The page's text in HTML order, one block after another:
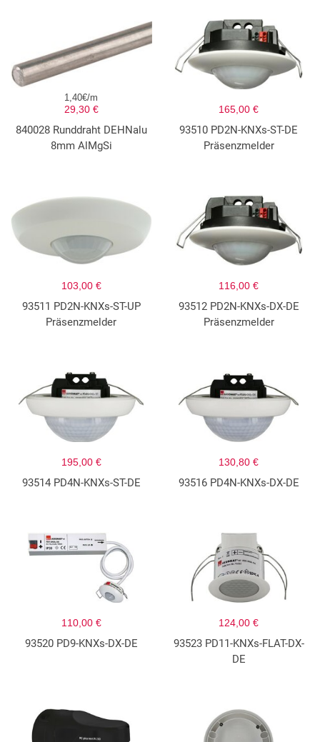
1,40€/m
29,30 €
840028 Runddraht DEHNalu
8mm AlMgSi
165,00 €
93510 PD2N-KNXs-ST-DE
Präsenzmelder
103,00 €
93511 PD2N-KNXs-ST-UP
Präsenzmelder
116,00 €
93512 PD2N-KNXs-DX-DE
Präsenzmelder
195,00 €
93514 PD4N-KNXs-ST-DE
130,80 €
93516 PD4N-KNXs-DX-DE
110,00 €
93520 PD9-KNXs-DX-DE
124,00 €
93523 PD11-KNXs-FLAT-DX-
DE